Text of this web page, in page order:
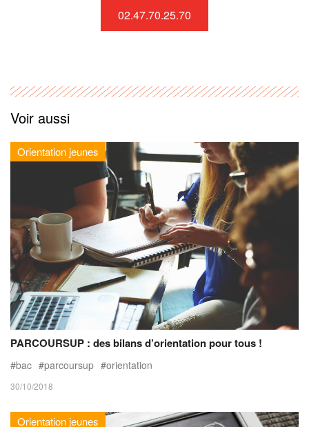
02.47.70.25.70
Voir aussi
Orientation jeunes
PARCOURSUP : des bilans d’orientation pour tous !
bac parcoursup orientation
30/10/2018
Orientation jeunes